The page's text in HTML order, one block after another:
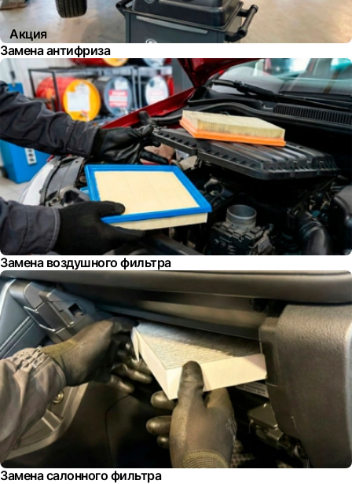
Акция
Замена антифриза
Замена воздушного фильтра
Замена салонного фильтра